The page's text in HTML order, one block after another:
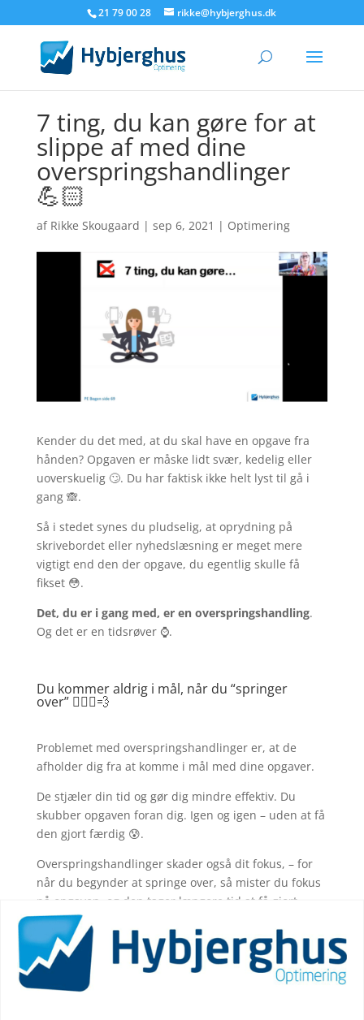
21 79 00 28 rikke@hybjerghus.dk
7 ting, du kan gøre for at
slippe af med dine
overspringshandlinger
💪🏻
af Rikke Skougaard | sep 6, 2021 | Optimering
Kender du det med, at du skal have en opgave fra
hånden? Opgaven er måske lidt svær, kedelig eller
uoverskuelig 🙄. Du har faktisk ikke helt lyst til gå i
gang 🙈.
Så i stedet synes du pludselig, at oprydning på
skrivebordet eller nyhedslæsning er meget mere
vigtigt end den der opgave, du egentlig skulle få
fikset 😳.
Det, du er i gang med, er en overspringshandling.
Og det er en tidsrøver ⌚.
Du kommer aldrig i mål, når du “springer
over” 🏃🏼‍♀️💨
Problemet med overspringshandlinger er, at de
afholder dig fra at komme i mål med dine opgaver.
De stjæler din tid og gør dig mindre effektiv. Du
skubber opgaven foran dig. Igen og igen – uden at få
den gjort færdig 😰.
Overspringshandlinger skader også dit fokus, – for
når du begynder at springe over, så mister du fokus
på opgaven, og den tager længere tid at få gjort
færdig.
Så med andre ord kan overspringshandlinger
betyde, at du aldrig kommer i mål med dine ting 😒.